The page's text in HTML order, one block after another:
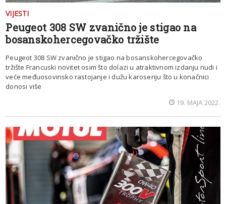
VIJESTI
Peugeot 308 SW zvanično je stigao na
bosanskohercegovačko tržište
Peugeot 308 SW zvanično je stigao na bosanskohercegovačko
tržište Francuski novitet osim što dolazi u atraktivnom izdanju nudi i
veće međuosovinsko rastojanje i dužu karoseriju što u konačnici
donosi više
19. MAJA 2022.